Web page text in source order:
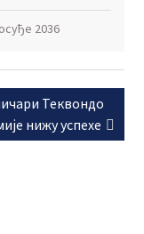
2036
Теквондо
нижу успехе